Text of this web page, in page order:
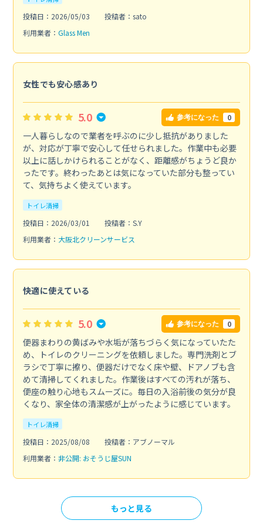
投稿日：2026/05/03
投稿者：sato
利用業者： Glass Men
女性でも安心感あり
5.0 参考になった 0
一人暮らしなので業者を呼ぶのに少し抵抗がありました
が、対応が丁寧で安心して任せられました。作業中も必要
以上に話しかけられることがなく、距離感がちょうど良か
ったです。終わったあとは気になっていた部分も整ってい
て、気持ちよく使えています。
トイレ清掃
投稿日：2026/03/01
投稿者：S.Y
利用業者： 大阪北クリーンサービス
快適に使えている
5.0 参考になった 0
便器まわりの黄ばみや水垢が落ちづらく気になっていたた
め、トイレのクリーニングを依頼しました。専門洗剤とブ
ラシで丁寧に擦り、便器だけでなく床や壁、ドアノブも含
めて清掃してくれました。作業後はすべての汚れが落ち、
便座の触り心地もスムーズに。毎日の入浴前後の気分が良
くなり、家全体の清潔感が上がったように感じています。
トイレ清掃
投稿日：2025/08/08
投稿者：アブノーマル
利用業者： 非公開: おそうじ屋SUN
もっと見る